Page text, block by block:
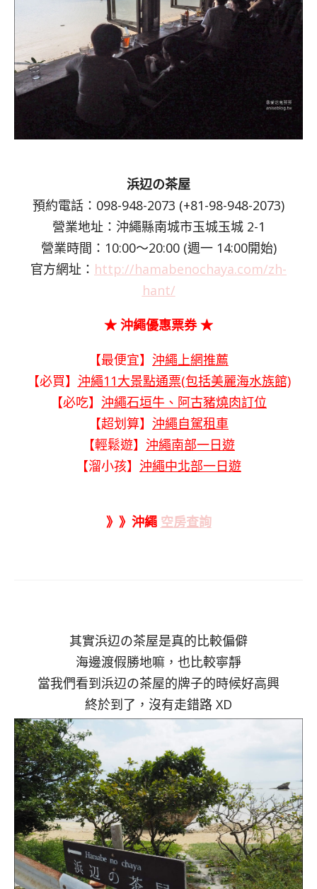
浜辺の茶屋
預約電話：098-948-2073 (+81-98-948-2073)
營業地址：沖繩縣南城市玉城玉城 2-1
營業時間：10:00～20:00 (週一 14:00開始)
官方網址： http://hamabenochaya.com/zh-
hant/
★ 沖繩優惠票券 ★
【最便宜】 沖繩上網推薦
【必買】 沖繩11大景點通票(包括美麗海水族館)
【必吃】 沖繩石垣牛、阿古豬燒肉訂位
【超划算】 沖繩自駕租車
【輕鬆遊】 沖繩南部一日遊
【溜小孩】 沖繩中北部一日遊
》》沖繩 空房查詢
其實浜辺の茶屋是真的比較偏僻
海邊渡假勝地嘛，也比較寧靜
當我們看到浜辺の茶屋的牌子的時候好高興
終於到了，沒有走錯路 XD